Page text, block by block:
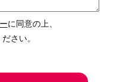
に同意の上、
さい。